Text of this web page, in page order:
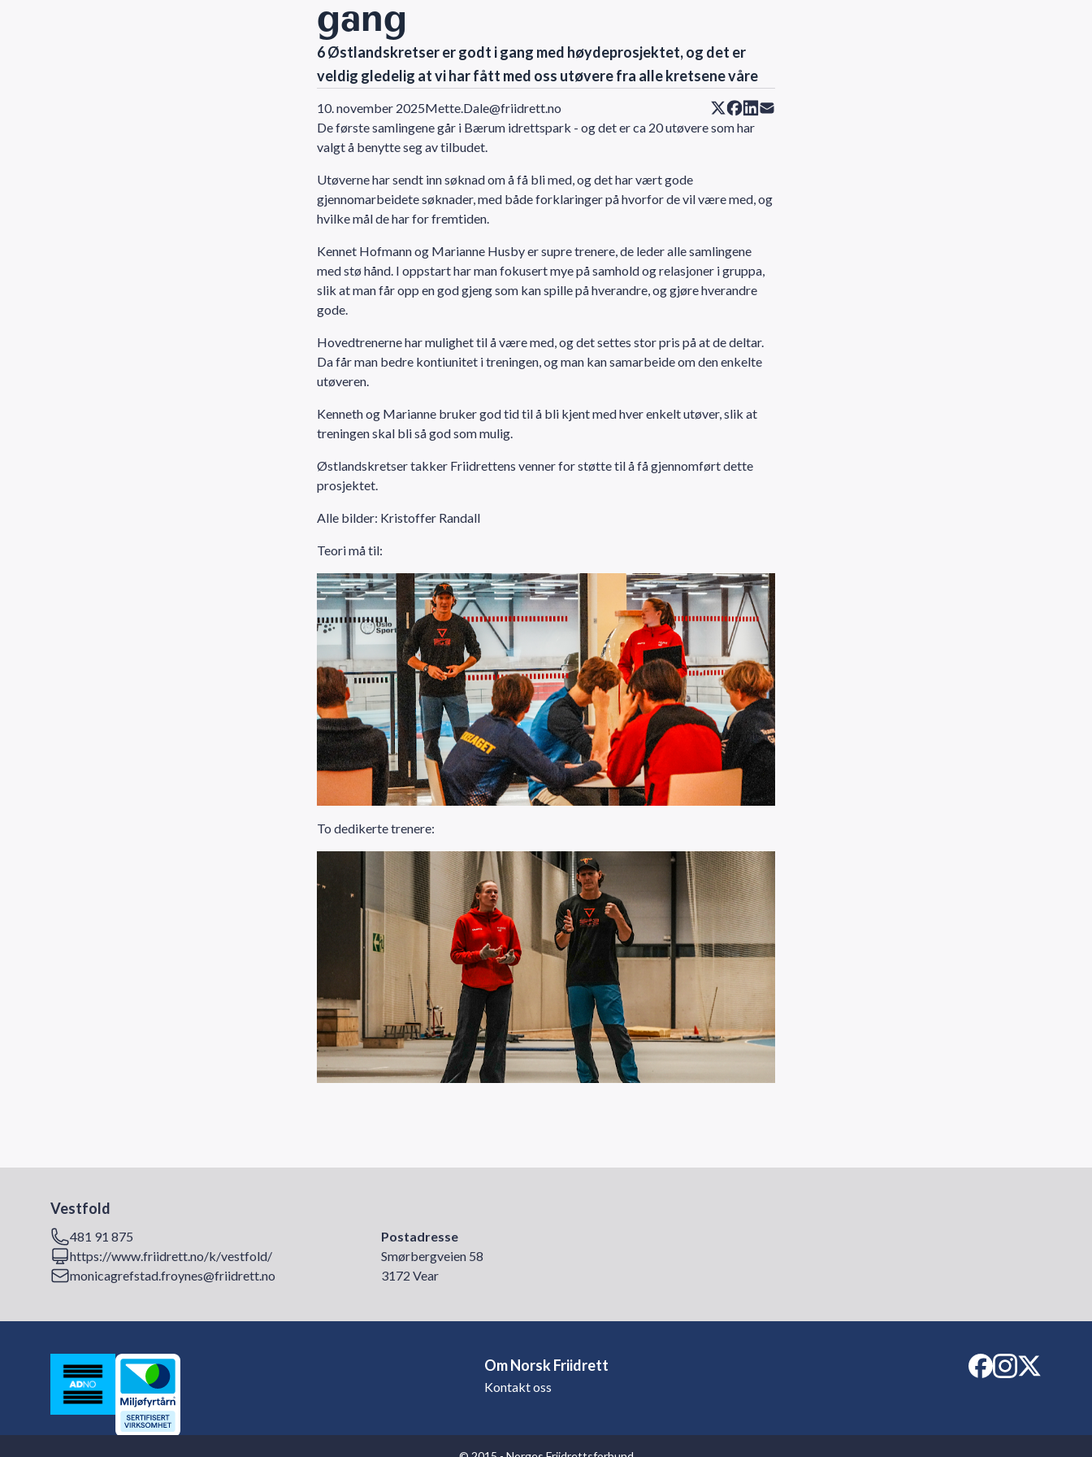
gang
6 Østlandskretser er godt i gang med høydeprosjektet, og det er
veldig gledelig at vi har fått med oss utøvere fra alle kretsene våre
10. november 2025Mette.Dale@friidrett.no
De første samlingene går i Bærum idrettspark - og det er ca 20 utøvere som har
valgt å benytte seg av tilbudet.
Utøverne har sendt inn søknad om å få bli med, og det har vært gode
gjennomarbeidete søknader, med både forklaringer på hvorfor de vil være med, og
hvilke mål de har for fremtiden.
Kennet Hofmann og Marianne Husby er supre trenere, de leder alle samlingene
med stø hånd. I oppstart har man fokusert mye på samhold og relasjoner i gruppa,
slik at man får opp en god gjeng som kan spille på hverandre, og gjøre hverandre
gode.
Hovedtrenerne har mulighet til å være med, og det settes stor pris på at de deltar.
Da får man bedre kontiunitet i treningen, og man kan samarbeide om den enkelte
utøveren.
Kenneth og Marianne bruker god tid til å bli kjent med hver enkelt utøver, slik at
treningen skal bli så god som mulig.
Østlandskretser takker Friidrettens venner for støtte til å få gjennomført dette
prosjektet.
Alle bilder: Kristoffer Randall
Teori må til:
To dedikerte trenere:
Vestfold
481 91 875
https://www.friidrett.no/k/vestfold/
monicagrefstad.froynes@friidrett.no
Postadresse
Smørbergveien 58
3172 Vear
Om Norsk Friidrett
Kontakt oss